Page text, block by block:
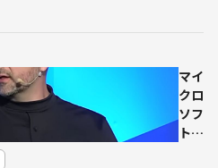
で協
業
マイ
クロ
ソフ
トAI